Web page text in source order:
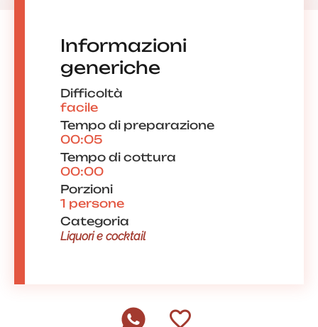
Informazioni
generiche
Difficoltà
facile
Tempo di preparazione
00:05
Tempo di cottura
00:00
Porzioni
1 persone
Categoria
Liquori e cocktail